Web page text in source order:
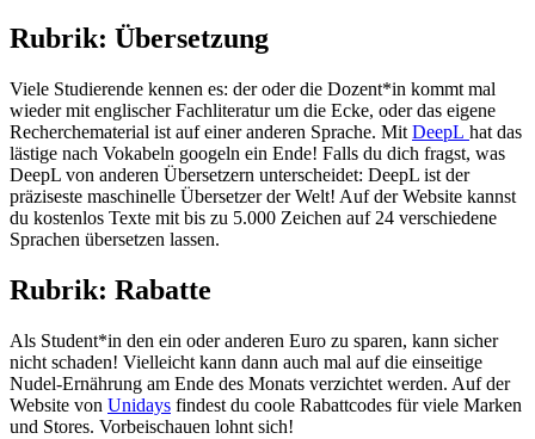
Rubrik: Übersetzung
Viele Studierende kennen es: der oder die Dozent*in kommt mal
wieder mit englischer Fachliteratur um die Ecke, oder das eigene
Recherchematerial ist auf einer anderen Sprache. Mit DeepL hat das
lästige nach Vokabeln googeln ein Ende! Falls du dich fragst, was
DeepL von anderen Übersetzern unterscheidet: DeepL ist der
präziseste maschinelle Übersetzer der Welt! Auf der Website kannst
du kostenlos Texte mit bis zu 5.000 Zeichen auf 24 verschiedene
Sprachen übersetzen lassen.
Rubrik: Rabatte
Als Student*in den ein oder anderen Euro zu sparen, kann sicher
nicht schaden! Vielleicht kann dann auch mal auf die einseitige
Nudel-Ernährung am Ende des Monats verzichtet werden. Auf der
Website von Unidays findest du coole Rabattcodes für viele Marken
und Stores. Vorbeischauen lohnt sich!